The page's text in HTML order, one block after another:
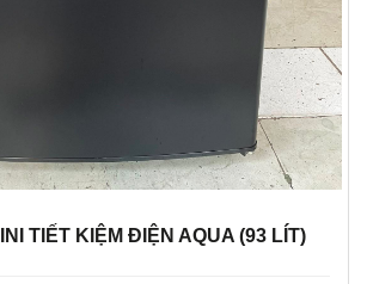
TIẾT KIỆM ĐIỆN AQUA (93 LÍT)